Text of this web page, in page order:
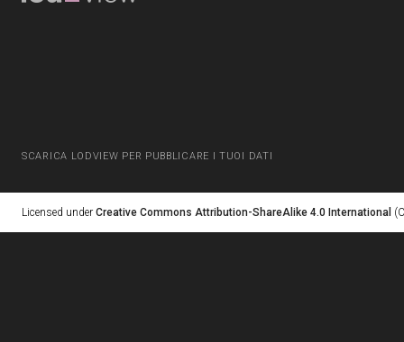
SCARICA LODVIEW PER PUBBLICARE I TUOI DATI
Licensed under Creative Commons Attribution-ShareAlike 4.0 International